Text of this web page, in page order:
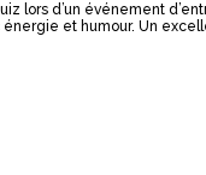
lors d’un événement
et humour. Un